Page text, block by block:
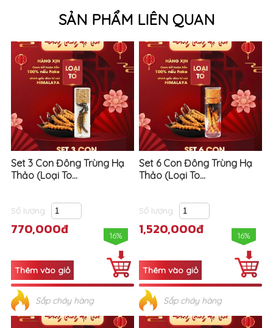
SẢN PHẨM LIÊN QUAN
Set 3 Con Đông Trùng Hạ
Thảo (Loại To...
Số lượng
770,000đ 16%
Sắp cháy hàng
Set 6 Con Đông Trùng Hạ
Thảo (Loại To...
Số lượng
1,520,000đ 16%
Sắp cháy hàng